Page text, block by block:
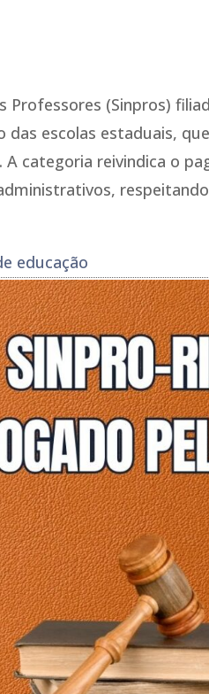
Professores (Sinpros)
das escolas estaduais,
categoria reivindica o
educação